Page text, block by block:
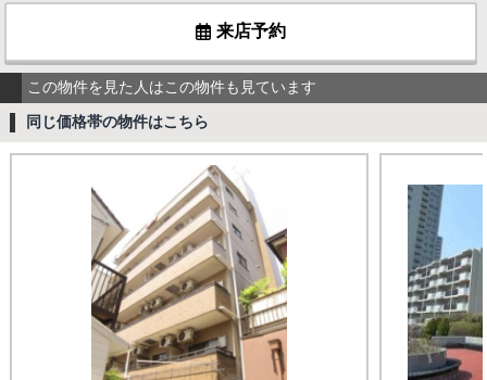
来店予約
この物件を見た人はこの物件も見ています
同じ価格帯の物件はこちら